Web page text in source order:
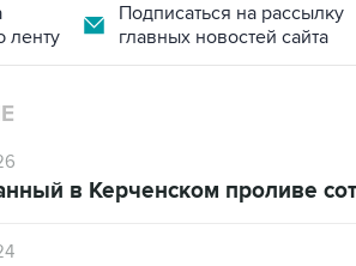
ленту
Подписаться на рассылку
главных новостей сайта
в Керченском проливе